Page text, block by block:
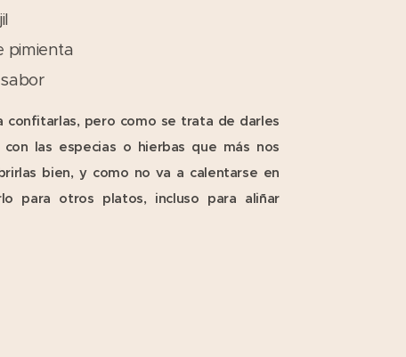
pimienta
confitarlas, pero como se trata de darles
con las especias o hierbas que más nos
bien, y como no va a calentarse en
para otros platos, incluso para aliñar